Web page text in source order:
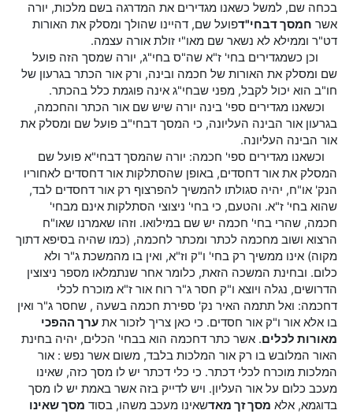
בכחה שם, למשל כשאנו מגדירים את המדרגה בשם מלכות, יורה
אשר חמסך דבחי"דפועל שם, דהיינו שהולך ומסלק את האורות
דט"ר וממילא לא נשאר שם מאו"י זולת אורה עצמה.
וכן כשמגדירים בחי' ז"א שה"ס בחי"ג, יורה שמסך הזה פועל
שם ומסלק את האורות של חכמה ובינה, ורק אור הכתר בגרעון של
חו"ב הוא יכול לקבל, מפני שבחי"ג אינה פוגמת כלל בהכתר.
וכשאנו מגדירים ספי' בינה יורה שיש שם אור הכתר והחכמה,
בגרעון אור הבינה העליונה, כי המסך דבחי"ב פועל שם ומסלק את
אור הבינה העליונה.
וכשאנו מגדירים ספי' חכמה: יורה שהמסך דבחי"א פועל שם
המסלק את אור דחסדים, באופן שהסתלקות אור דחסדים לאחוריו
הנק' או"ח, יהיה סגולתו להמשיך להפרצוף רק אור דחסדים לבד,
שהוא בחי' ז"א. והטעם, כי בחי' ניצוצי הסתלקות אינם מבחי'
חכמה, שהרי בחי' חכמה יש שם במילואו. וזהו שאמרנו שאו"ח
הרצוא ושוב מחכמה לכתר ומכתר לחכמה, (כמו שהיה בסיפא דתוך
מקוה) אינו ממשיך רק בחי' ו"ק וז"א, ואין בו מהמשכת ג"ר ולא
כלום. ובחינת המשכה הזאת, כלומר אחר שנתמלאו מספר ניצוצין
הדרושים, נגלה ויוצא ו"ק חסר ג"ר רוח אור ז"א מוכרח לכלי
דחכמה: ואל תתמה האיר נק' ספירת חכמה בשעה , שחסר ג"ר ואין
בו אלא אור ו"ק אור חסדים. כי כאן צריך לזכור את ערך ההפכי
מאורות לכלים. אשר כתר דחכמה הוא בבחי' הכלים, יהיה בחינת
האור המלובש בו רק אור המלכות בלבד, משום אשר נפש : אור
המלכות מוכרח לכלי דכתר. כי כלי דכתר יש לו מסך כזה, שאינו
מעכב כלום על אור העליון. ויש לדייק בזה אשר באמת יש לו מסך
בדוגמא, אלא מסך זך מאדשאינו מעכב משהו, בסוד מסך שאינו